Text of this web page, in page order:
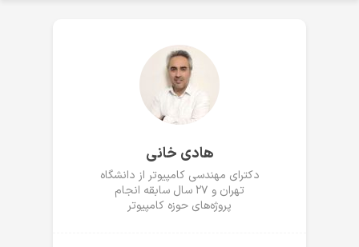
هادی خانی
دکترای مهندسی کامپیوتر از دانشگاه
تهران و ۲۷ سال سابقه انجام
پروژه‌های حوزه کامپیوتر